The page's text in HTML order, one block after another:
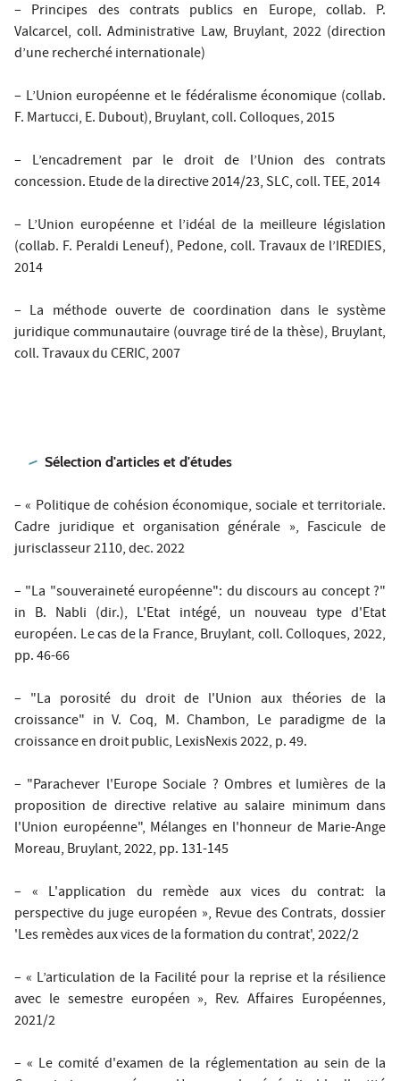
– Principes des contrats publics en Europe, collab. P.
Valcarcel, coll. Administrative Law, Bruylant, 2022 (direction
d’une recherché internationale)
– L’Union européenne et le fédéralisme économique (collab.
F. Martucci, E. Dubout), Bruylant, coll. Colloques, 2015
– L’encadrement par le droit de l’Union des contrats
concession. Etude de la directive 2014/23, SLC, coll. TEE, 2014
– L’Union européenne et l’idéal de la meilleure législation
(collab. F. Peraldi Leneuf), Pedone, coll. Travaux de l’IREDIES,
2014
– La méthode ouverte de coordination dans le système
juridique communautaire (ouvrage tiré de la thèse), Bruylant,
coll. Travaux du CERIC, 2007
Sélection d'articles et d'études
– « Politique de cohésion économique, sociale et territoriale.
Cadre juridique et organisation générale », Fascicule de
jurisclasseur 2110, dec. 2022
– "La "souveraineté européenne": du discours au concept ?"
in B. Nabli (dir.), L'Etat intégé, un nouveau type d'Etat
européen. Le cas de la France, Bruylant, coll. Colloques, 2022,
pp. 46-66
– "La porosité du droit de l'Union aux théories de la
croissance" in V. Coq, M. Chambon, Le paradigme de la
croissance en droit public, LexisNexis 2022, p. 49.
– "Parachever l'Europe Sociale ? Ombres et lumières de la
proposition de directive relative au salaire minimum dans
l'Union européenne", Mélanges en l'honneur de Marie-Ange
Moreau, Bruylant, 2022, pp. 131-145
– « L'application du remède aux vices du contrat: la
perspective du juge européen », Revue des Contrats, dossier
'Les remèdes aux vices de la formation du contrat', 2022/2
– « L’articulation de la Facilité pour la reprise et la résilience
avec le semestre européen », Rev. Affaires Européennes,
2021/2
– « Le comité d'examen de la réglementation au sein de la